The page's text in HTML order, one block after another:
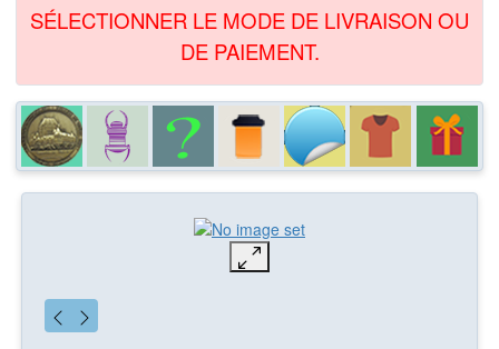
SÉLECTIONNER LE MODE DE LIVRAISON OU
DE PAIEMENT.